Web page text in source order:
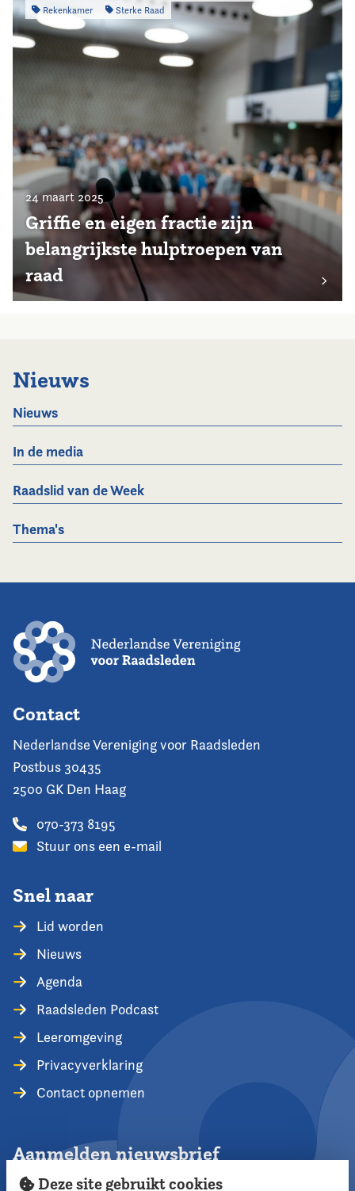
Rekenkamer
Sterke Raad
24 maart 2025
Griffie en eigen fractie zijn
belangrijkste hulptroepen van
raad
Nieuws
Nieuws
In de media
Raadslid van de Week
Thema's
Contact
Nederlandse Vereniging voor Raadsleden
Postbus 30435
2500 GK Den Haag
070-373 8195
Stuur ons een e-mail
Snel naar
Lid worden
Nieuws
Agenda
Raadsleden Podcast
Leeromgeving
Privacyverklaring
Contact opnemen
Aanmelden nieuwsbrief
Deze site gebruikt cookies